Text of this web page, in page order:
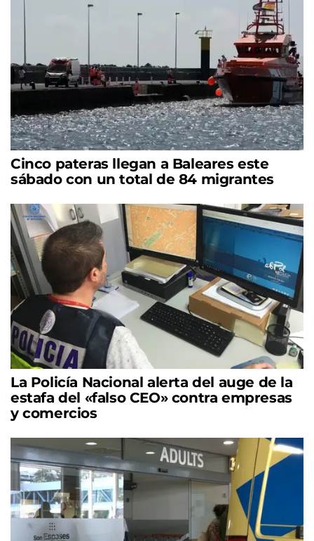
Cinco pateras llegan a Baleares este
sábado con un total de 84 migrantes
La Policía Nacional alerta del auge de la
estafa del «falso CEO» contra empresas
y comercios